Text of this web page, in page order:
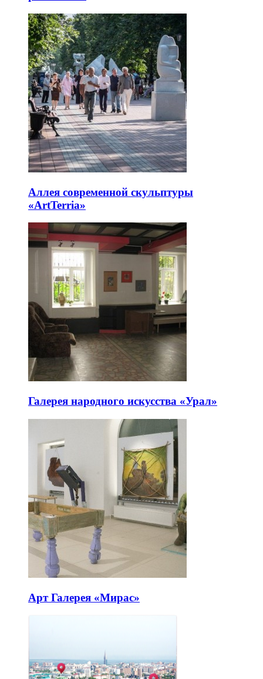
Аллея современной скульптуры
«ArtTerria»
Галерея народного искусства «Урал»
Арт Галерея «Мирас»